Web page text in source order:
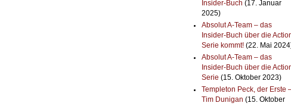
Insider-Buch (17. Januar
2025)
Absolut A-Team – das
Insider-Buch über die
Serie kommt! (22. Mai
Absolut A-Team – das
Insider-Buch über die
Serie (15. Oktober 2023)
Templeton Peck, der Erste
Tim Dunigan (15. Oktober